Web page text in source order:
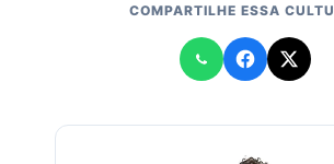
COMPARTILHE ESSA